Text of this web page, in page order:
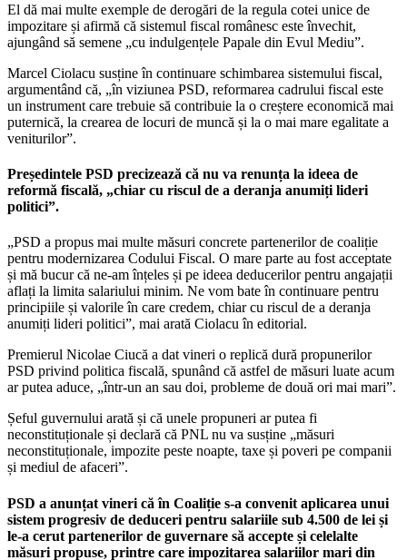
El dă mai multe exemple de derogări de la regula cotei unice de
impozitare și afirmă că sistemul fiscal românesc este învechit,
ajungând să semene „cu indulgențele Papale din Evul Mediu”.
Marcel Ciolacu susține în continuare schimbarea sistemului fiscal,
argumentând că, „în viziunea PSD, reformarea cadrului fiscal este
un instrument care trebuie să contribuie la o creștere economică mai
puternică, la crearea de locuri de muncă și la o mai mare egalitate a
veniturilor”.
Președintele PSD precizează că nu va renunța la ideea de
reformă fiscală, „chiar cu riscul de a deranja anumiți lideri
politici”.
„PSD a propus mai multe măsuri concrete partenerilor de coaliție
pentru modernizarea Codului Fiscal. O mare parte au fost acceptate
și mă bucur că ne-am înțeles și pe ideea deducerilor pentru angajații
aflați la limita salariului minim. Ne vom bate în continuare pentru
principiile și valorile în care credem, chiar cu riscul de a deranja
anumiți lideri politici”, mai arată Ciolacu în editorial.
Premierul Nicolae Ciucă a dat vineri o replică dură propunerilor
PSD privind politica fiscală, spunând că astfel de măsuri luate acum
ar putea aduce, „într-un an sau doi, probleme de două ori mai mari”.
Șeful guvernului arată și că unele propuneri ar putea fi
neconstituționale și declară că PNL nu va susține „măsuri
neconstituționale, impozite peste noapte, taxe și poveri pe companii
și mediul de afaceri”.
PSD a anunțat vineri că în Coaliție s-a convenit aplicarea unui
sistem progresiv de deduceri pentru salariile sub 4.500 de lei și
le-a cerut partenerilor de guvernare să accepte și celelalte
măsuri propuse, printre care impozitarea salariilor mari din